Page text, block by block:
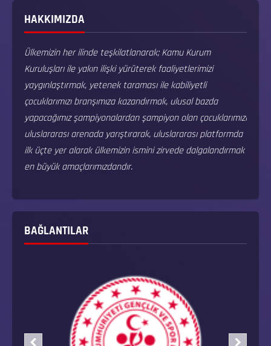
HAKKIMIZDA
Ülkemizin her ilinde teşkilatlanarak; Kamu Kurum
Kuruluşları ile yakın ilişki yürüterek faaliyetlerimizi
yaygınlaştırmak, yetenek taraması ile kabiliyetli
çocuklarımızı branşımıza kazandırmak, ulusal bazda
yapacağımız şampiyonalardan şampiyon olan çocuklarımızı
uluslararası arenada yarıştırarak, uluslararası platformda
ilk üçte yer alarak ülkemizin ismini zirvede dalgalandırmak
en büyük amaçlarımızdandır.
BAĞLANTILAR